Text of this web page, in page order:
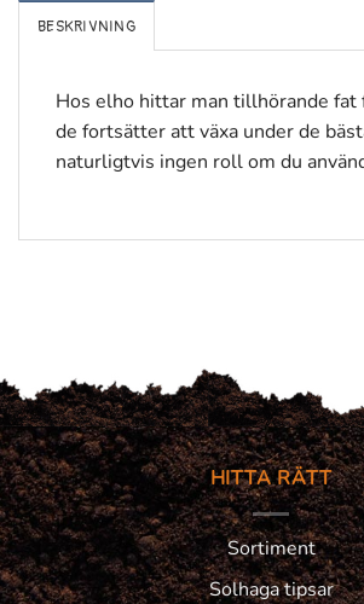
BESKRIVNING
Hos elho hittar man tillhörande
de fortsätter att växa under de
naturligtvis ingen roll om du
HITTA RÄTT
Sortiment
Solhaga tipsar